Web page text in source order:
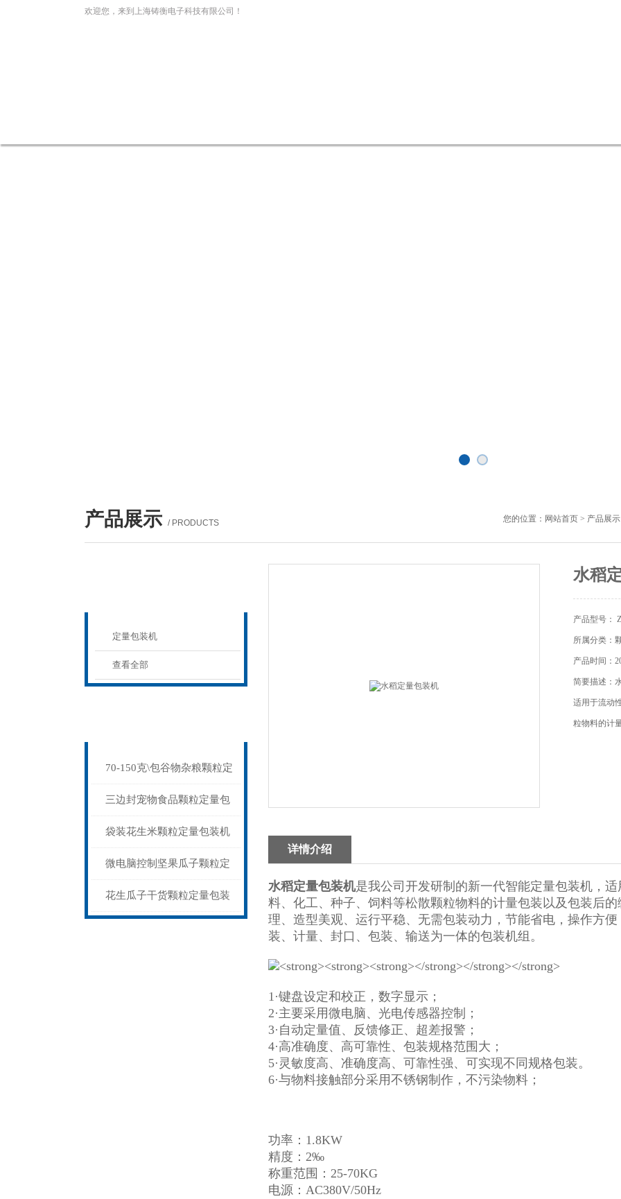
欢迎您，来到上海铸衡电子科技有限公司！
产品展示 / PRODUCTS 您的位置： 网站首页 > 产品展示
定量包装机
查看全部
70-150克\包谷物杂粮颗粒定
量包装机制袋封口一体
三边封宠物食品颗粒定量包
装机称重封口一体
袋装花生米颗粒定量包装机
1公斤背封价格
微电脑控制坚果瓜子颗粒定
量包装机三边封价格
花生瓜子干货颗粒定量包装
水稻
产品型号：
所属分类：
产品时间：
简要描述：
适用于流动
粒物料的计
详情介绍
水稻定量包装机是我公司开发研制的新一代智能定量包装机，
料、化工、种子、饲料等松散颗粒物料的计量包装以及包装后
理、造型美观、运行平稳、无需包装动力，节能省电，操作方
装、计量、封口、包装、输送为一体的包装机组。
1·键盘设定和校正，数字显示；
2·主要采用微电脑、光电传感器控制；
3·自动定量值、反馈修正、超差报警；
4·高准确度、高可靠性、包装规格范围大；
5·灵敏度高、准确度高、可靠性强、可实现不同规格包装。
6·与物料接触部分采用不锈钢制作，不污染物料；
功率：1.8KW
精度：2‰
称重范围：25-70KG
电源：AC380V/50Hz